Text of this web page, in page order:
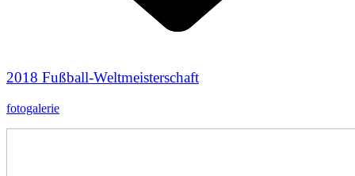
2018 Fußball-Weltmeisterschaft
fotogalerie